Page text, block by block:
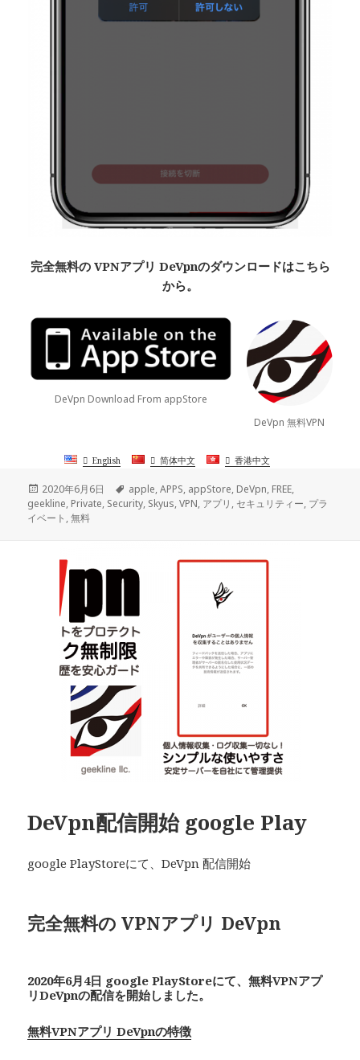
完全無料の VPNアプリ DeVpnのダウンロードはこちら
から。
DeVpn 無料VPN
DeVpn Download From appStore
投
稿
日:
2020年6月6日
タ
グ
apple,APPS, appStore, DeVpn, FREE,
geekline, Private, Security, Skyus,VPN, アプリ , セキュリティー, プラ
イベート ,無料
DeVpn配信開始 google Play
google PlayStoreにて、DeVpn 配信開始
完全無料の VPNアプリ DeVpn
2020年6月4日 google PlayStoreにて、無料VPNアプ
リDeVpnの配信を開始しました。
無料VPNアプリ DeVpnの特徴
English 简体中文 香港中文